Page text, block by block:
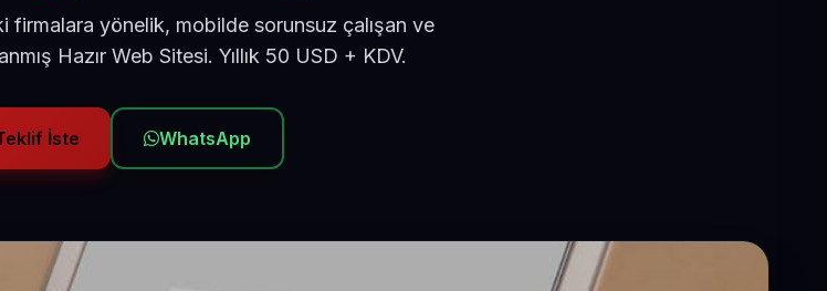
firmalara yönelik, mobilde sorunsuz çalışan ve
Hazır Web Sitesi. Yıllık 50 USD + KDV.
İste WhatsApp